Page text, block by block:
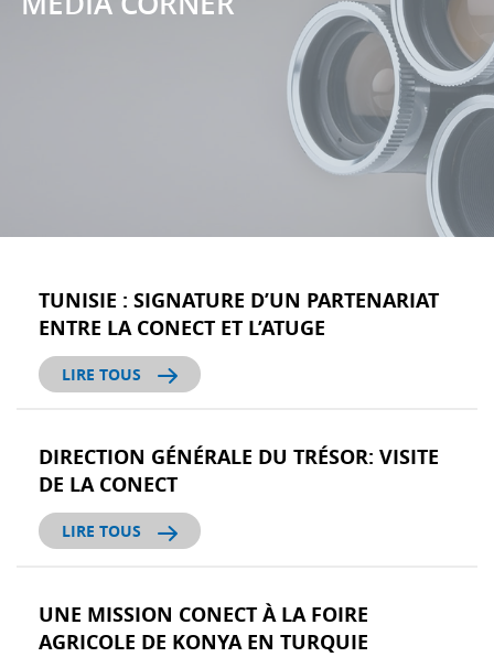
TUNISIE : SIGNATURE D’UN PARTENARIAT
ENTRE LA CONECT ET L’ATUGE
LIRE TOUS
DIRECTION GÉNÉRALE DU TRÉSOR: VISITE
DE LA CONECT
LIRE TOUS
UNE MISSION CONECT À LA FOIRE
AGRICOLE DE KONYA EN TURQUIE